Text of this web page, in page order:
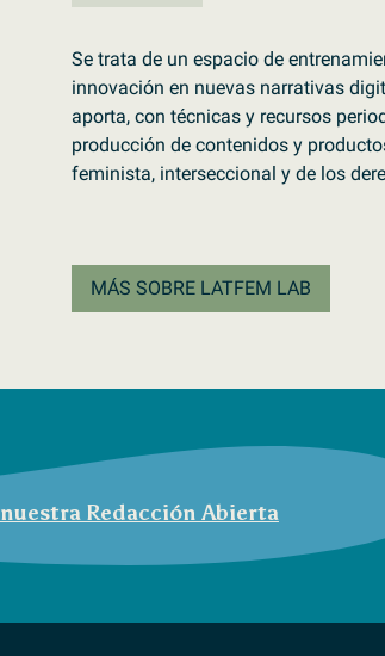
Se trata de un espacio de
innovación en nuevas narrativas
aporta, con técnicas y recursos
producción de contenidos y
feminista, interseccional y de los
MÁS SOBRE LATFEM LAB
nuestra Redacción Abierta